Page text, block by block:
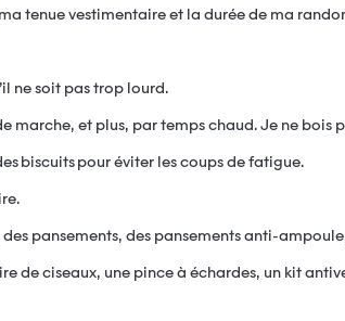
tenue vestimentaire et la durée de ma
ne soit pas trop lourd.
marche, et plus, par temps chaud. Je ne bois
biscuits pour éviter les coups de fatigue.
pansements, des pansements anti-
de ciseaux, une pince à échardes, un kit